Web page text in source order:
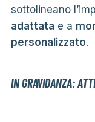
sottolineano
adattata e a
personalizzato.
IN GRAVIDANZA: